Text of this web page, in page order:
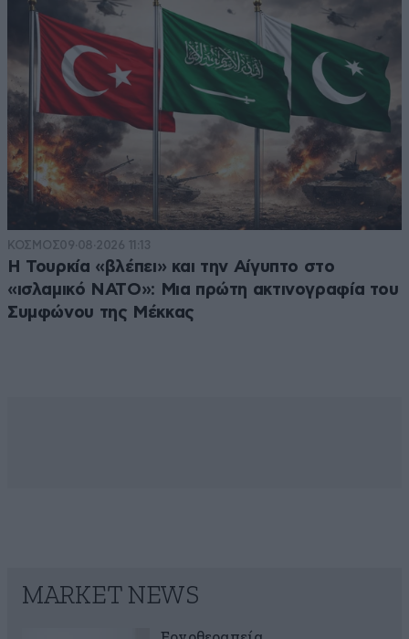
ΚΟΣΜΟΣ09·08·2026 11:13
Η Τουρκία «βλέπει» και την Αίγυπτο στο
«ισλαμικό ΝΑΤΟ»: Μια πρώτη ακτινογραφία του
Συμφώνου της Μέκκας
MARKET NEWS